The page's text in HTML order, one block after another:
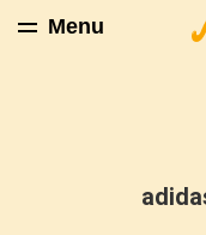
Menu